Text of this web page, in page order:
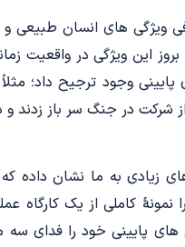
ویژگی های انسان طبیعی
بروز این ویژگی در واقعیت
وجود ترجیح داد؛
شرکت در جنگ سر باز
زیادی به ما نشان داده
کاملی از یک کارگاه
پایینی خود را فدای